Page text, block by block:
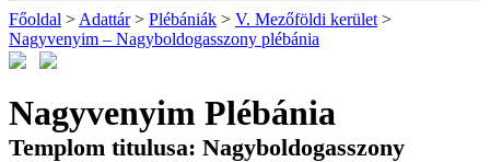
Főoldal > Adattár> Plébániák > V. Mezőföldi kerület >
Nagyvenyim – Nagyboldogasszony plébánia
Nagyvenyim Plébánia
Templom titulusa: Nagyboldogasszony